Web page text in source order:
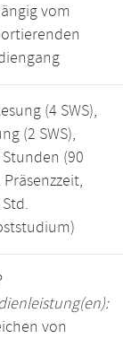
vom
(4 SWS),
(2 SWS),
(90
Präsenzzeit,
von